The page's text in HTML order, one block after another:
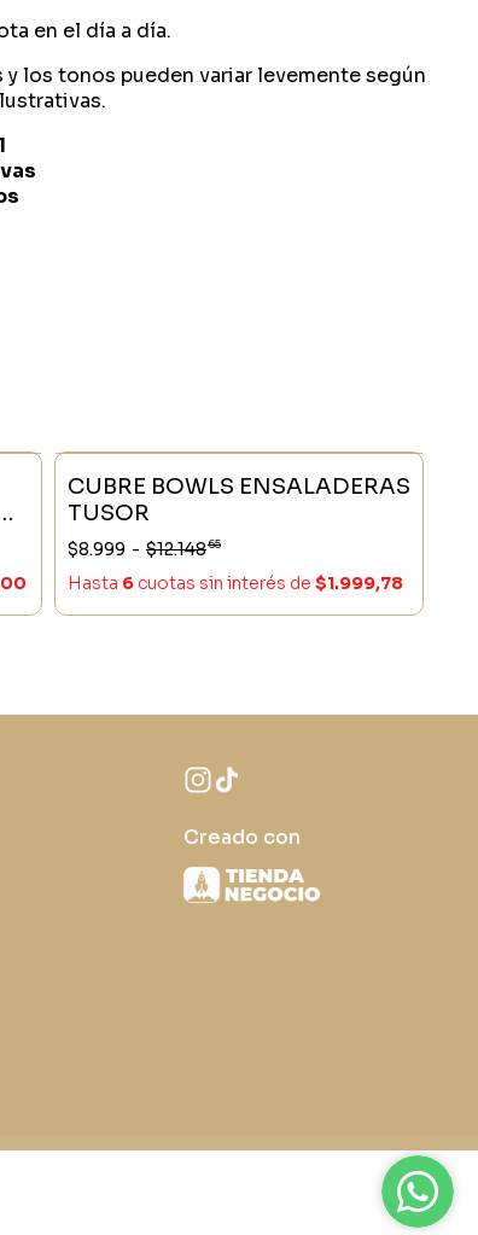
en el día a día.
y los tonos pueden variar levemente según
SIN STOCK - 25 %
CUBRE BOWLS ENSALADERAS
TUSOR
$8.999 - $12.14865
Hasta 6 cuotas sin interés de $1.999,78
Creado con